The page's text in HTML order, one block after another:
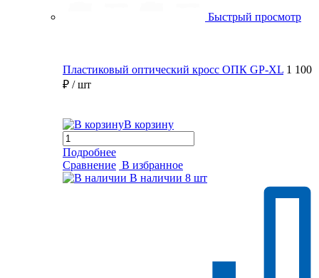
Быстрый просмотр
Пластиковый оптический кросс ОПК GP-XL 1 100
₽ / шт
В корзину
Подробнее
Сравнение В избранное
В наличии 8 шт